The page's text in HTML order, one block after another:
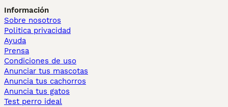
Información
Sobre nosotros
Politica privacidad
Ayuda
Prensa
Condiciones de uso
Anunciar tus mascotas
Anuncia tus cachorros
Anuncia tus gatos
Test perro ideal